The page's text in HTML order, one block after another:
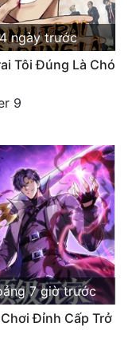
4 ngày trước
Tôi Đúng Là Chó
9
7 giờ trước
Đỉnh Cấp Trở